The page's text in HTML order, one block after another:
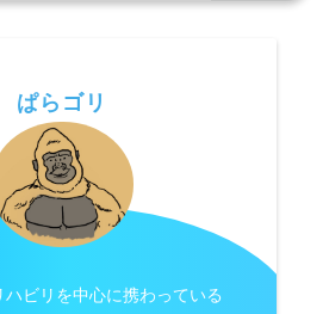
ぱらゴリ
ハビリを中心に携わっている